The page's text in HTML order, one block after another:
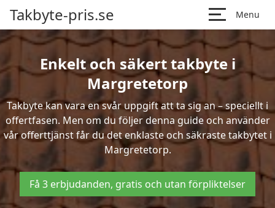
Takbyte-pris.se Menu
Enkelt och säkert takbyte i
Margretetorp
Takbyte kan vara en svår uppgift att ta sig an – speciellt i
offertfasen. Men om du följer denna guide och använder
vår offerttjänst får du det enklaste och säkraste takbytet i
Margretetorp.
Få 3 erbjudanden, gratis och utan förpliktelser